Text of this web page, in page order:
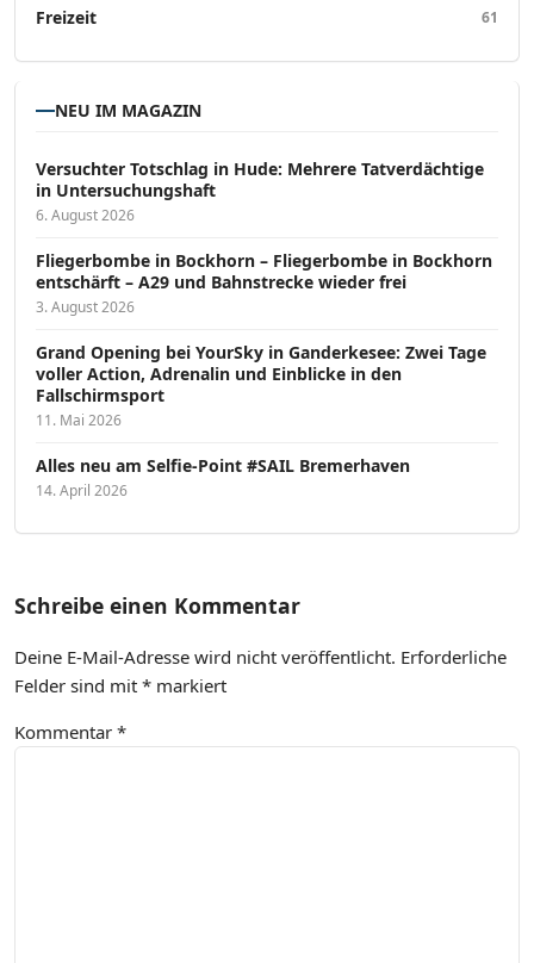
Freizeit 61
NEU IM MAGAZIN
Versucht­er Totschlag in Hude: Mehrere Tatverdächtige
in Untersuchungshaft
6. August 2026
Fliegerbombe in Bockhorn – Fliegerbombe in Bockhorn
entschärft – A29 und Bahnstrecke wieder frei
3. August 2026
Grand Opening bei YourSky in Ganderkesee: Zwei Tage
voller Action, Adrenalin und Einblicke in den
Fallschirmsport
11. Mai 2026
Alles neu am Selfie-Point #SAIL Bremerhaven
14. April 2026
Schreibe einen Kommentar
Deine E-Mail-Adresse wird nicht veröffentlicht. Erforderliche
Felder sind mit * markiert
Kommentar *